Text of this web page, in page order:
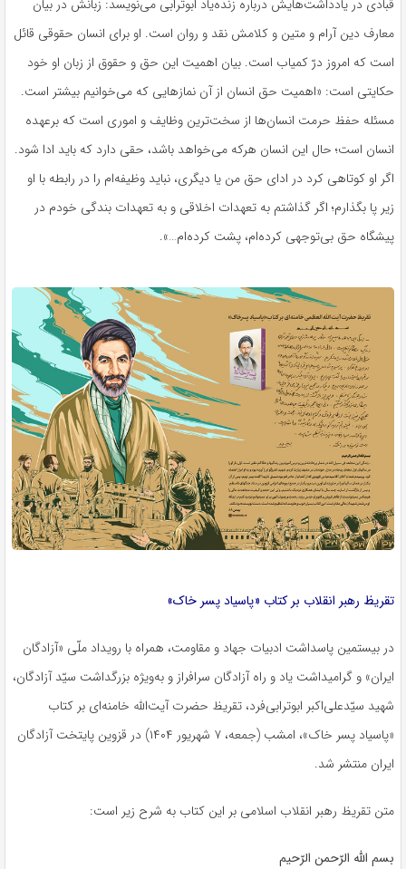
قبادی در یادداشت‌هایش درباره زنده‌یاد ابوترابی می‌نویسد: زبانش در بیان
معارف دین آرام و متین و کلامش نقد و روان است. او برای انسان حقوقی قائل
است که امروز درّ کمیاب است. بیان اهمیت این حق و حقوق از زبان او خود
حکایتی است: «اهمیت حق انسان از آن نمازهایی که می‌خوانیم بیشتر است.
مسئله حفظ حرمت انسان‌ها از سخت‌ترین وظایف و اموری است که برعهده
انسان است؛ حال این انسان هرکه می‌خواهد باشد، حقی دارد که باید ادا شود.
اگر او کوتاهی کرد در ادای حق من یا دیگری، نباید وظیفه‌ام را در رابطه با او
زیر پا بگذارم؛ اگر گذاشتم به تعهدات اخلاقی و به تعهدات بندگی خودم در
پیشگاه حق بی‌توجهی کرده‌ام، پشت کرده‌ام…».
تقریظ رهبر انقلاب بر کتاب «پاسیاد پسر خاک»
در بیستمین پاسداشت ادبیات جهاد و مقاومت، همراه با رویداد ملّی «آزادگان
ایران» و گرامیداشت یاد و راه آزادگان سرافراز و به‌ویژه بزرگداشت سیّد آزادگان،
شهید سیّدعلی‌اکبر ابوترابی‌فرد، تقریظ حضرت آیت‌الله خامنه‌ای بر کتاب
«پاسیاد پسر خاک»، امشب (جمعه، ۷ شهریور ۱۴۰۴) در قزوین پایتخت آزادگان
ایران منتشر شد.
متن تقریظ رهبر انقلاب اسلامی بر این کتاب به شرح زیر است:
بسم الله الرّحمن الرّحیم